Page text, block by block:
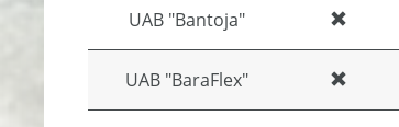
UAB "Bantoja"
UAB "BaraFlex"